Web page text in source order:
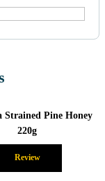
Strained Pine Honey
220g
Review